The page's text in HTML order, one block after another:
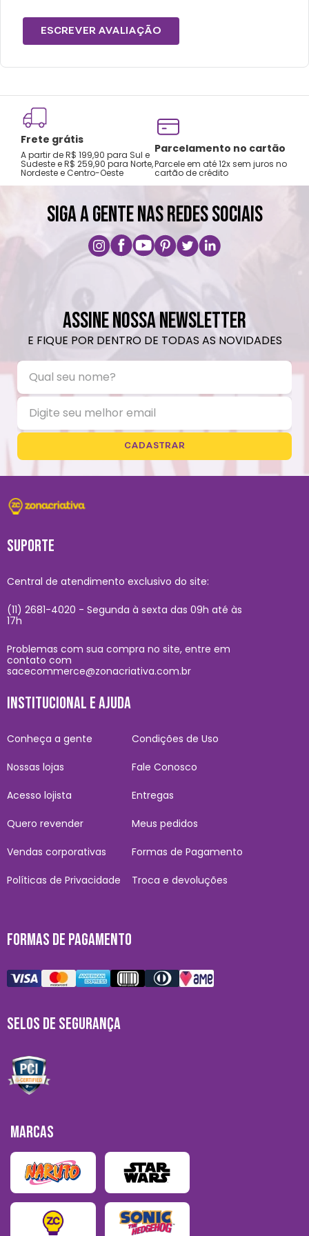
Tamanho M: Calça 36 - 41
Tamanho G: Calça 42 - 44
Lavar a mão com água fria.
Não usar alvejante.
Não secar na secadora.
Não passar ferro.
Não lavar a seco.
ESCREVER AVALIAÇÃO
Frete grátis
A partir de R$ 199,90 para Sul e
Sudeste e R$ 259,90 para Norte,
Nordeste e Centro-Oeste
Parcelamento no cartão
Parcele em até 12x sem juros no
cartão de crédito
SIGA A GENTE NAS REDES SOCIAIS
ASSINE NOSSA NEWSLETTER
E FIQUE POR DENTRO DE TODAS AS NOVIDADES
CADASTRAR
SUPORTE
Central de atendimento exclusivo do site:
(11) 2681-4020 - Segunda à sexta das 09h até às
17h
Problemas com sua compra no site, entre em
contato com
sacecommerce@zonacriativa.com.br
INSTITUCIONAL E AJUDA
Conheça a gente
Nossas lojas
Acesso lojista
Quero revender
Vendas corporativas
Políticas de Privacidade
Condições de Uso
Fale Conosco
Entregas
Meus pedidos
Formas de Pagamento
Troca e devoluções
FORMAS DE PAGAMENTO
SELOS DE SEGURANÇA
MARCAS